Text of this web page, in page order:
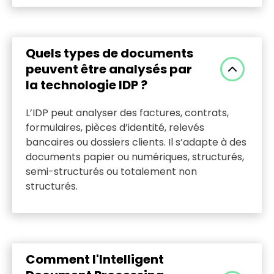
anomalies et fiabilise les données extraites. Il
améliore ainsi la qualité des informations
utilisées par les équipes et les systèmes
décisionnels.
Quels types de documents
peuvent être analysés par
la technologie IDP ?
L’IDP peut analyser des factures, contrats,
formulaires, pièces d’identité, relevés
bancaires ou dossiers clients. Il s’adapte à des
documents papier ou numériques, structurés,
semi-structurés ou totalement non
structurés.
Comment l'Intelligent